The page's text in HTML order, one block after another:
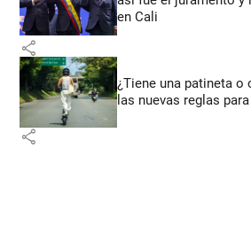
en Cali
share
¿Tiene una patineta
las nuevas reglas
share